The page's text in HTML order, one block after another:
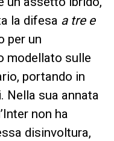
la difesa a tre e
per un
modellato sulle
portando in
Nella sua annata
non ha
disinvoltura,